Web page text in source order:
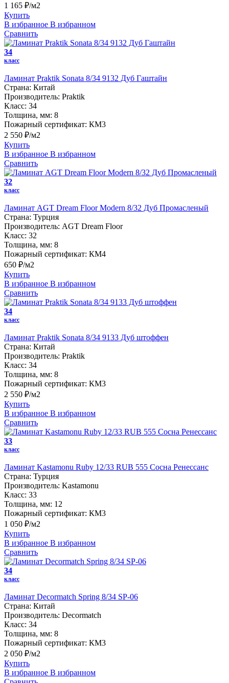
1 165 ₽/м2
Купить
В избранное В избранном
Сравнить
34
класс
Ламинат Praktik Sonata 8/34 9132 Дуб Гаштайн
Страна: Китай
Производитель: Praktik
Класс: 34
Толщина, мм: 8
Пожарный сертификат: КМ3
2 550 ₽/м2
Купить
В избранное В избранном
Сравнить
32
класс
Ламинат AGT Dream Floor Modern 8/32 Дуб Промасленый
Страна: Турция
Производитель: AGT Dream Floor
Класс: 32
Толщина, мм: 8
Пожарный сертификат: КМ4
650 ₽/м2
Купить
В избранное В избранном
Сравнить
34
класс
Ламинат Praktik Sonata 8/34 9133 Дуб штоффен
Страна: Китай
Производитель: Praktik
Класс: 34
Толщина, мм: 8
Пожарный сертификат: КМ3
2 550 ₽/м2
Купить
В избранное В избранном
Сравнить
33
класс
Ламинат Kastamonu Ruby 12/33 RUB 555 Сосна Ренессанс
Страна: Турция
Производитель: Kastamonu
Класс: 33
Толщина, мм: 12
Пожарный сертификат: КМ3
1 050 ₽/м2
Купить
В избранное В избранном
Сравнить
34
класс
Ламинат Decormatch Spring 8/34 SP-06
Страна: Китай
Производитель: Decormatch
Класс: 34
Толщина, мм: 8
Пожарный сертификат: КМ3
2 050 ₽/м2
Купить
В избранное В избранном